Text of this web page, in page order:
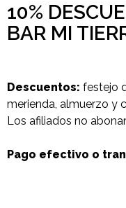
10%
BAR MI
Descuentos: festejo
merienda, almuerzo y
Los afiliados no
Pago efectivo o